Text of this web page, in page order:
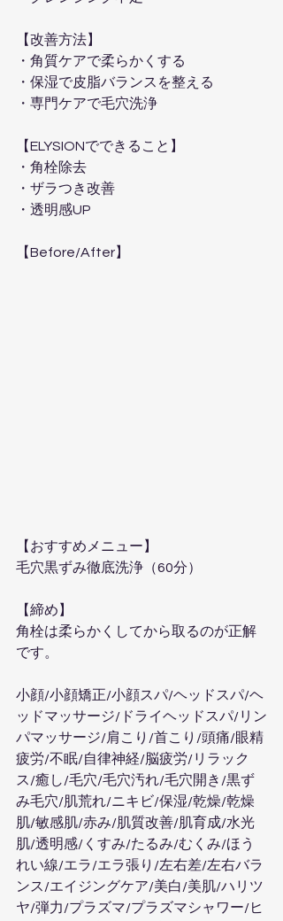
【改善方法】
・角質ケアで柔らかくする
・保湿で皮脂バランスを整える
・専門ケアで毛穴洗浄
【ELYSIONでできること】
・角栓除去
・ザラつき改善
・透明感UP
【Before/After】
【おすすめメニュー】
毛穴黒ずみ徹底洗浄（60分）
【締め】
角栓は柔らかくしてから取るのが正解
です。
小顔/小顔矯正/小顔スパ/ヘッドスパ/ヘ
ッドマッサージ/ドライヘッドスパ/リン
パマッサージ/肩こり/首こり/頭痛/眼精
疲労/不眠/自律神経/脳疲労/リラック
ス/癒し/毛穴/毛穴汚れ/毛穴開き/黒ず
み毛穴/肌荒れ/ニキビ/保湿/乾燥/乾燥
肌/敏感肌/赤み/肌質改善/肌育成/水光
肌/透明感/くすみ/たるみ/むくみ/ほう
れい線/エラ/エラ張り/左右差/左右バラ
ンス/エイジングケア/美白/美肌/ハリツ
ヤ/弾力/プラズマ/プラズマシャワー/ヒ